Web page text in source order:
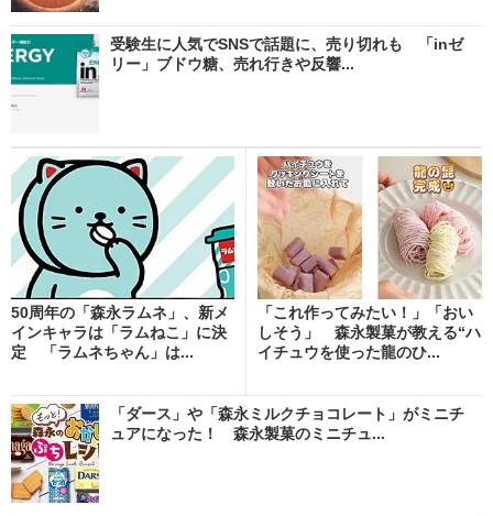
受験生に人気でSNSで話題に、売り切れも 「inゼ
リー」ブドウ糖、売れ行きや反響...
50周年の「森永ラムネ」、新メ
インキャラは「ラムねこ」に決
定 「ラムネちゃん」は...
「これ作ってみたい！」「おい
しそう」 森永製菓が教える“ハ
イチュウを使った龍のひ...
「ダース」や「森永ミルクチョコレート」がミニチ
ュアになった！ 森永製菓のミニチュ...